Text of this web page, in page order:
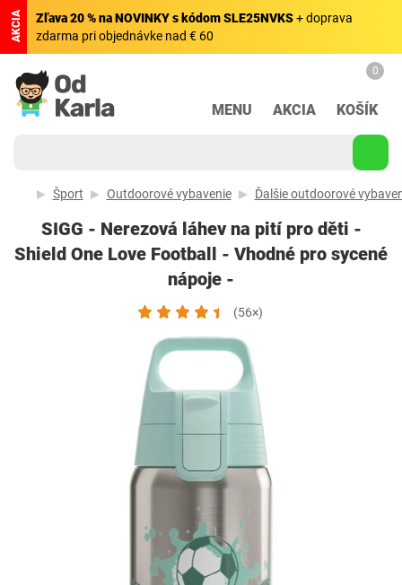
AKCIA Zľava 20 % na NOVINKY s kódom SLE25NVKS+ doprava
zdarma pri objednávke nad € 60
MENU AKCIA
0
KOŠÍK
Šport Outdoorové vybavenie Ďalšie outdoorové
SIGG - Nerezová láhev na pití pro děti -
Shield One Love Football - Vhodné pro sycené
nápoje -
(56×)